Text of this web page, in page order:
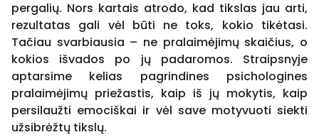
pergalių. Nors kartais atrodo, kad tikslas jau arti,
rezultatas gali vėl būti ne toks, kokio tikėtasi.
Tačiau svarbiausia – ne pralaimėjimų skaičius, o
kokios išvados po jų padaromos. Straipsnyje
aptarsime kelias pagrindines psichologines
pralaimėjimų priežastis, kaip iš jų mokytis, kaip
persilaužti emociškai ir vėl save motyvuoti siekti
užsibrėžtų tikslų.